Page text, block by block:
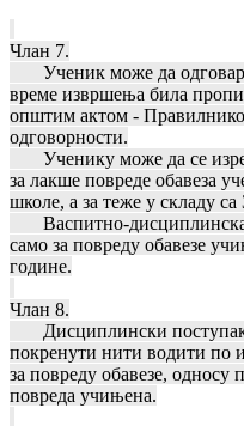
Члан 7.
Ученик може да одговара
време извршења била
општим актом -
одговорности.
Ученику може да се
за лакше повреде обавеза
школе, а за теже у складу
Васпитно-дисциплинска
само за повреду обавезе
године.
Члан 8.
Дисциплински поступак
покренути нити водити по
за повреду обавезе, односу
повреда учињена.